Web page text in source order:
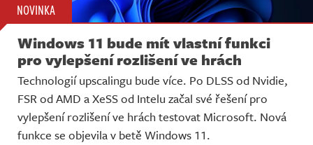
NOVINKA
Windows 11 bude mít vlastní funkci
pro vylepšení rozlišení ve hrách
Technologií upscalingu bude více. Po DLSS od Nvidie,
FSR od AMD a XeSS od Intelu začal své řešení pro
vylepšení rozlišení ve hrách testovat Microsoft. Nová
funkce se objevila v betě Windows 11.